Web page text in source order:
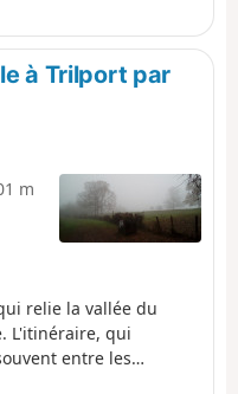
, ce qui permet de
en descendant en-
de l'aqueduc serait
l'arrivée sont
TGV de Chessy-
à Trilport par
m
relie la vallée du
L'itinéraire, qui
entre les